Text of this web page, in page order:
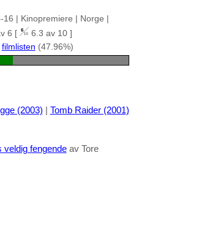
| Kinopremiere | Norge |
6 [
6.3 av 10 ]
filmlisten (47.96%)
(2003) | Tomb Raider (2001)
veldig fengendeav Tore